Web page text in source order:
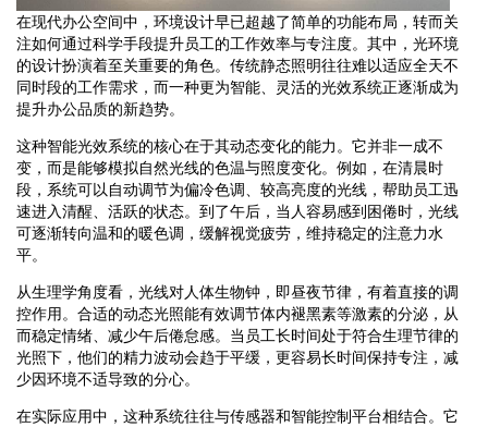
在现代办公空间中，环境设计早已超越了简单的功能布局，转而关
注如何通过科学手段提升员工的工作效率与专注度。其中，光环境
的设计扮演着至关重要的角色。传统静态照明往往难以适应全天不
同时段的工作需求，而一种更为智能、灵活的光效系统正逐渐成为
提升办公品质的新趋势。
这种智能光效系统的核心在于其动态变化的能力。它并非一成不
变，而是能够模拟自然光线的色温与照度变化。例如，在清晨时
段，系统可以自动调节为偏冷色调、较高亮度的光线，帮助员工迅
速进入清醒、活跃的状态。到了午后，当人容易感到困倦时，光线
可逐渐转向温和的暖色调，缓解视觉疲劳，维持稳定的注意力水
平。
从生理学角度看，光线对人体生物钟，即昼夜节律，有着直接的调
控作用。合适的动态光照能有效调节体内褪黑素等激素的分泌，从
而稳定情绪、减少午后倦怠感。当员工长时间处于符合生理节律的
光照下，他们的精力波动会趋于平缓，更容易长时间保持专注，减
少因环境不适导致的分心。
在实际应用中，这种系统往往与传感器和智能控制平台相结合。它